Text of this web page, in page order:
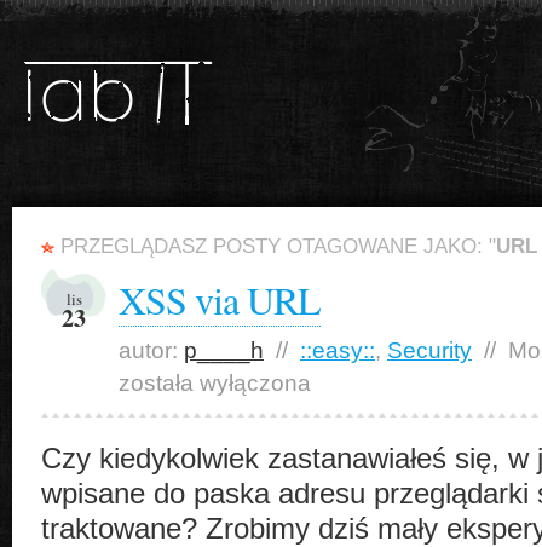
PRZEGLĄDASZ POSTY OTAGOWANE JAKO: "
lis
23 XSS via URL
autor: p____h // ::easy::, Security //
została wyłączona
Czy kiedykolwiek zastanawiałeś się,
wpisane do paska adresu przeglądarki
traktowane? Zrobimy dziś mały